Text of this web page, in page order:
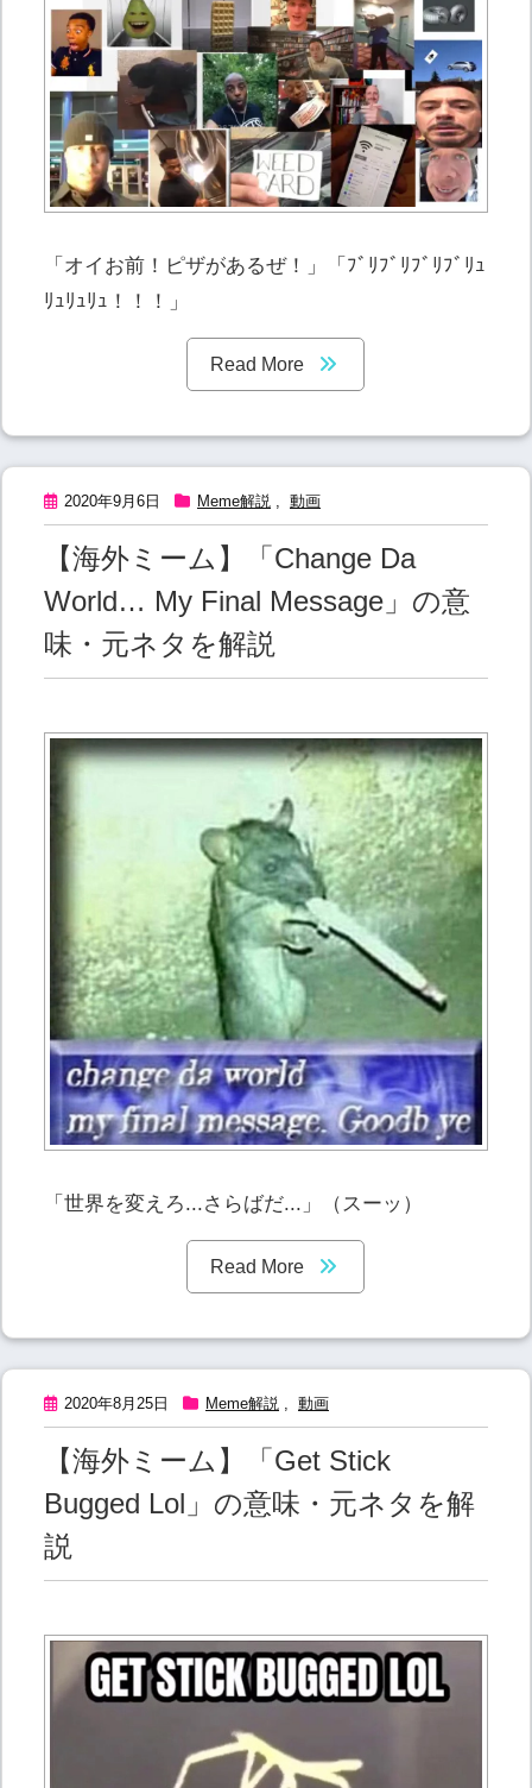
「オイお前！ピザがあるぜ！」「ﾌﾞﾘﾌﾞﾘﾌﾞﾘﾌﾞﾘｭ
ﾘｭﾘｭﾘｭ！！！」
Read More
2020年9月6日 Meme解説 動画
【海外ミーム】「Change Da
World… My Final Message」の意
味・元ネタを解説
「世界を変えろ...さらばだ...」（スーッ）
Read More
2020年8月25日 Meme解説 動画
【海外ミーム】「Get Stick
Bugged Lol」の意味・元ネタを解
説